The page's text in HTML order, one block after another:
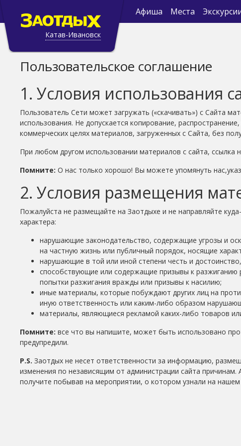
Катав-Ивановск
Афиша Места
Пользовательское соглашение
1. Условия использования
Пользователь Сети может загружать («скачивать») с Сайта
использования. Не допускается копирование,
коммерческих целях материалов, загруженных с Сайта, без
При любом другом использовании материалов с сайта, ссылка
Помните: О нас только хорошо! Вы можете упомянуть
2. Условия размещения
Пожалуйста не размещайте на Заотдыхе и не направляйте
характера:
нарушающие законодательство, содержащие угрозы и
на частную жизнь или публичный порядок, носящие
нарушающие в той или иной степени честь и
способствующие или содержащие призывы к
попытки разжигания вражды или призывы к насилию;
иные материалы, которые побуждают других лиц на
иную ответственность или каким-либо образом
материалы, являющиеся рекламой каких-либо товаров
Помните: все что вы напишите, может быть использовано
предупредили.
P.S. Заотдых не несет ответственности за информацию,
изменения по независящим от администрации сайта
получите побывав на мероприятии, о котором узнали на